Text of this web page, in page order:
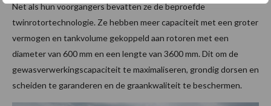
Net als hun voorgangers bevatten ze de beproefde
twinrotortechnologie. Ze hebben meer capaciteit met een groter
vermogen en tankvolume gekoppeld aan rotoren met een
diameter van 600 mm en een lengte van 3600 mm. Dit om de
gewasverwerkingscapaciteit te maximaliseren, grondig dorsen en
scheiden te garanderen en de graankwaliteit te beschermen.